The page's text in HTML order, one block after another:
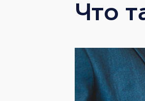
ОДСК Калуга
ЖК Геометрия-Призма
Времена года
Что